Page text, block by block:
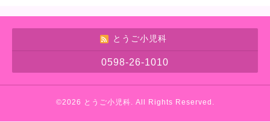
とうご小児科
0598-26-1010
©2026 とうご小児科 . All Rights Reserved.